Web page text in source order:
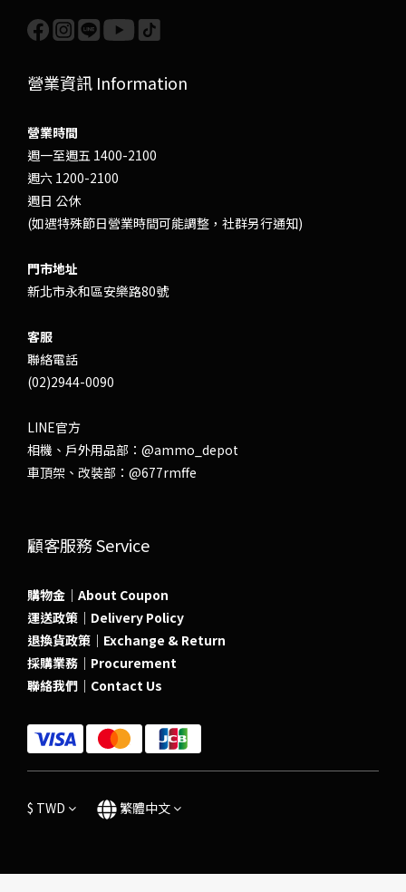
營業資訊 Information
營業時間
週一至週五 1400-2100
週六 1200-2100
週日 公休
(如遇特殊節日營業時間可能調整，社群另行通知)
門市地址
新北市永和區安樂路80號
客服
聯絡電話
(02)2944-0090
LINE官方
相機、戶外用品部： @ammo_depot
車頂架、改裝部： @677rmffe
顧客服務 Service
購物金｜About Coupon
運送政策｜Delivery Policy
退換貨政策｜Exchange & Return
採購業務｜Procurement
聯絡我們｜Contact Us
$ TWD 繁體中文